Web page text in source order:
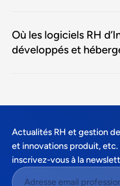
Où les logiciels RH
développés et
Actualités RH et gestion
et innovations produit, etc.
inscrivez-vous à la